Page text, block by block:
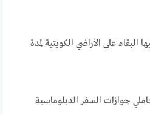
على الأراضي الكويتية لمدة
جوازات السفر الدبلوماسية